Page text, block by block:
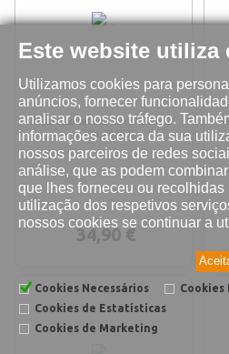
Este website utiliza
Utilizamos cookies para
anúncios, fornecer
analisar o nosso tráfego.
informações acerca da sua
nossos parceiros de redes
análise, que as podem
que lhes forneceu ou recolhidas
utilização dos respetivos
nossos cookies se continuar a
Cookies Necessários
Cookies
Cookies de Estatísticas
Cookies de Marketing
Reparação bateria Sony Xperia Z1
(L39h,C6903)
34,90 €